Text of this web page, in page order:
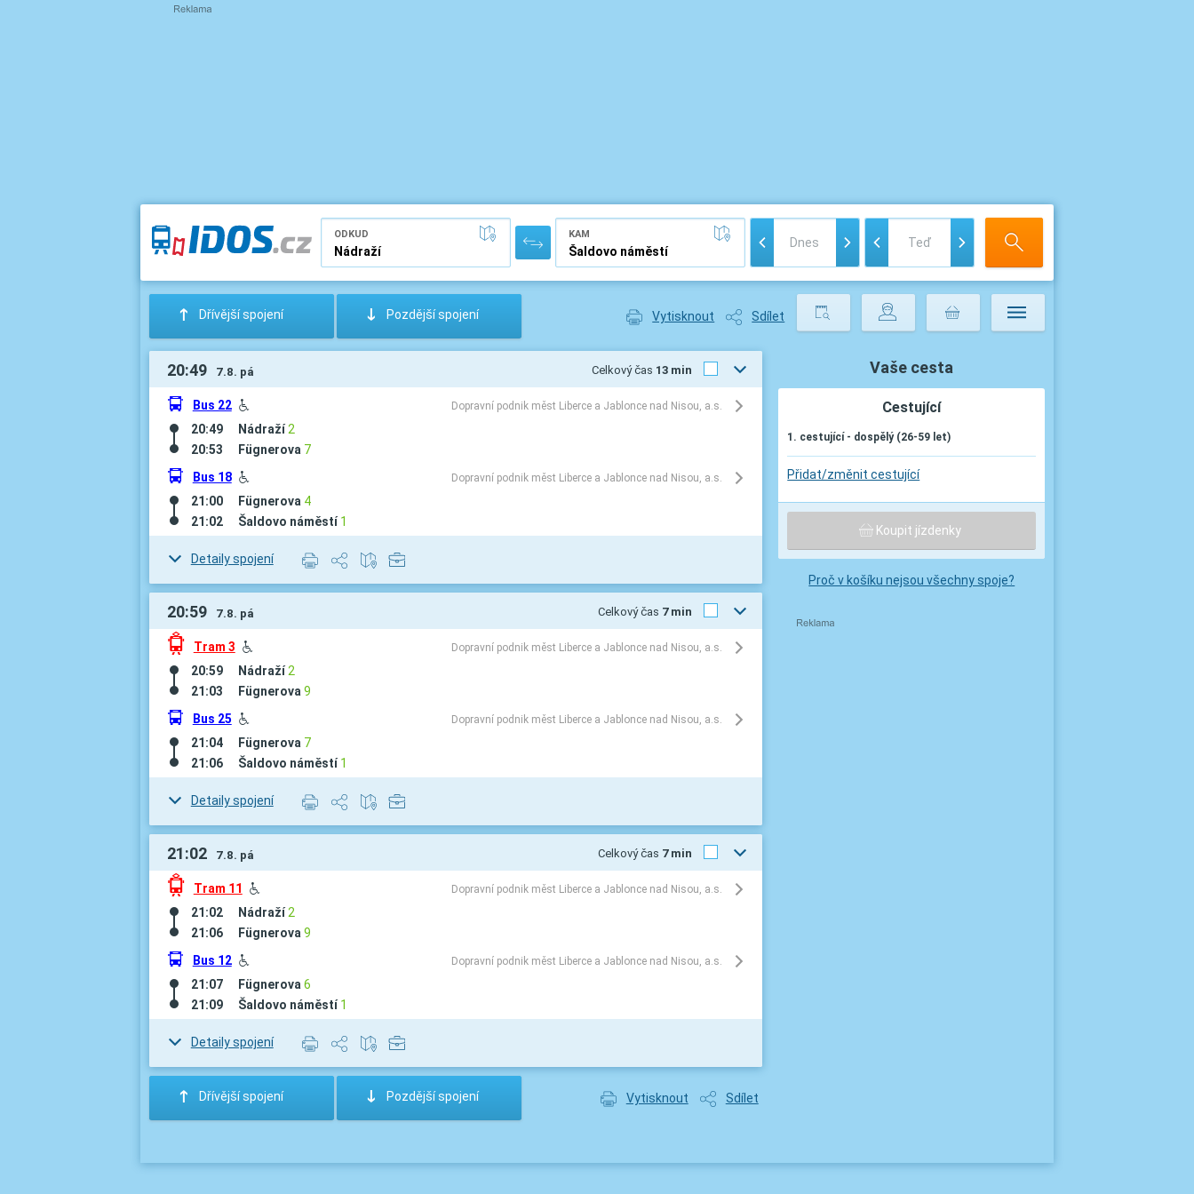
ODKUD KAM
: Dřívější spojení ; Pozdější spojení Vytisknout Sdílet
20:49 7.8. pá Celkový čas 13 min
÷ Bus 22 H Dopravní podnik měst Liberce a Jablonce nad Nisou, a.s.
20:49 Nádraží 2
20:53
Fügnerova 7
÷ Bus 18 H Dopravní podnik měst Liberce a Jablonce nad Nisou, a.s.
21:00 Fügnerova 4
21:02
Šaldovo náměstí 1
Detaily spojení
20:59 7.8. pá Celkový čas 7 min
ü Tram 3 H Dopravní podnik měst Liberce a Jablonce nad Nisou, a.s.
20:59 Nádraží 2
21:03
Fügnerova 9
÷ Bus 25 H Dopravní podnik měst Liberce a Jablonce nad Nisou, a.s.
21:04 Fügnerova 7
21:06
Šaldovo náměstí 1
Detaily spojení
21:02 7.8. pá Celkový čas 7 min
ü Tram 11 H Dopravní podnik měst Liberce a Jablonce nad Nisou, a.s.
21:02 Nádraží 2
21:06
Fügnerova 9
÷ Bus 12 H Dopravní podnik měst Liberce a Jablonce nad Nisou, a.s.
21:07 Fügnerova 6
21:09
Šaldovo náměstí 1
Detaily spojení
: Dřívější spojení ; Pozdější spojení Vytisknout Sdílet
Vaše cesta
Cestující
1. cestující - dospělý (26-59 let)
Přidat/změnit cestující
Koupit jízdenky
Proč v košíku nejsou všechny spoje?